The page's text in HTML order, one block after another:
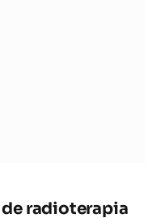
de radioterapia